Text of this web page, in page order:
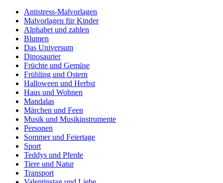
Antistress-Malvorlagen
Malvorlagen für Kinder
Alphabet und zahlen
Blumen
Das Universum
Dinosaurier
Früchte und Gemüse
Frühling und Ostern
Halloween und Herbst
Haus und Wohnen
Mandalas
Märchen und Feen
Musik und Musikinstrumente
Personen
Sommer und Feiertage
Sport
Teddys und Pferde
Tiere und Natur
Transport